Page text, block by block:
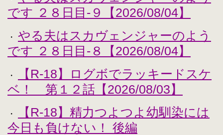
です ２８日目-９【2026/08/04】
・
やる夫はスカヴェンジャーのよう
です ２８日目-８【2026/08/04】
・
【R-18】ログボでラッキードスケ
ベ！ 第１２話【2026/08/03】
・
【R-18】精力つよつよ幼馴染には
今日も負けない！ 後編